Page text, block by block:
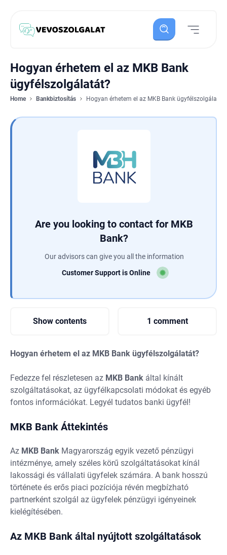
Hogyan érhetem el az MKB Bank
ügyfélszolgálatát?
Home Bankbiztosítás Hogyan érhetem el az MKB Bank ügyfélszolgálatát?
Are you looking to contact for MKB
Bank?
Our advisors can give you all the information
Customer Support is Online
Show contents 1 comment
Hogyan érhetem el az MKB Bank ügyfélszolgálatát?
Fedezze fel részletesen az MKB Bank által kínált
szolgáltatásokat, az ügyfélkapcsolati módokat és egyéb
fontos információkat. Legyél tudatos banki ügyfél!
MKB Bank Áttekintés
Az MKB Bank Magyarország egyik vezető pénzügyi
intézménye, amely széles körű szolgáltatásokat kínál
lakossági és vállalati ügyfelek számára. A bank hosszú
története és erős piaci pozíciója révén megbízható
partnerként szolgál az ügyfelek pénzügyi igényeinek
kielégítésében.
Az MKB Bank által nyújtott szolgáltatások